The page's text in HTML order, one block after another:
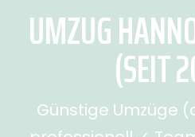
UMZUG
(SEIT
Günstige Umzüge